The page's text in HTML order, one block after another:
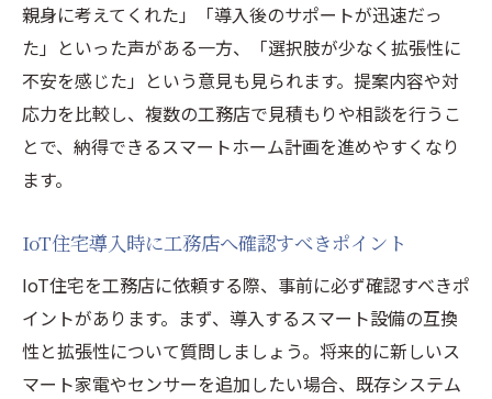
親身に考えてくれた」「導入後のサポートが迅速だっ
た」といった声がある一方、「選択肢が少なく拡張性に
不安を感じた」という意見も見られます。提案内容や対
応力を比較し、複数の工務店で見積もりや相談を行うこ
とで、納得できるスマートホーム計画を進めやすくなり
ます。
IoT住宅導入時に工務店へ確認すべきポイント
IoT住宅を工務店に依頼する際、事前に必ず確認すべきポ
イントがあります。まず、導入するスマート設備の互換
性と拡張性について質問しましょう。将来的に新しいス
マート家電やセンサーを追加したい場合、既存システム